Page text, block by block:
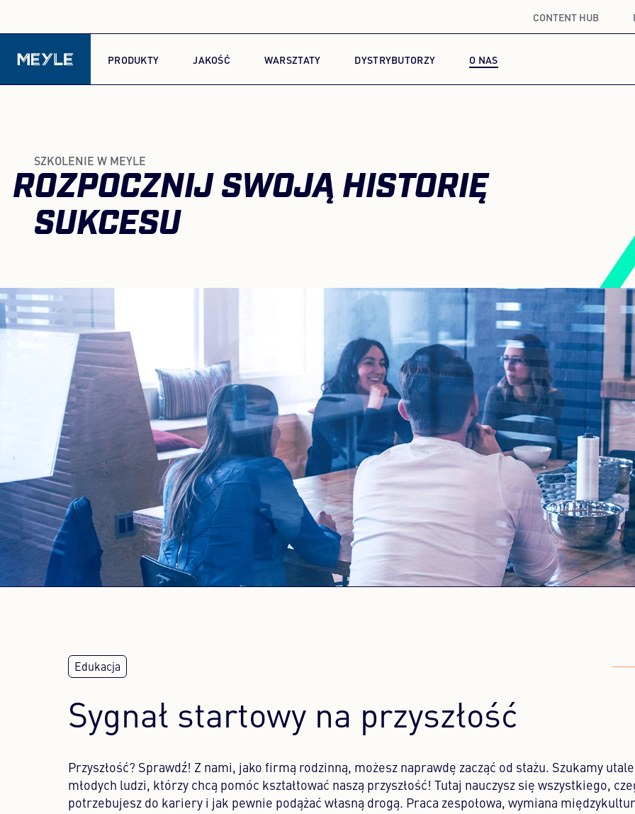
CONTENT HUB
PRODUKTY JAKOŚĆ WARSZTATY DYSTRYBUTORZY O NAS
SZKOLENIE W MEYLE
ROZPOCZNIJ SWOJĄ HISTORIĘ
SUKCESU
Sygnał startowy na przyszłość
Przyszłość? Sprawdź! Z nami, jako firmą rodzinną, możesz naprawdę zacząć od stażu. Szukamy
młodych ludzi, którzy chcą pomóc kształtować naszą przyszłość! Tutaj nauczysz się wszystkiego,
potrzebujesz do kariery i jak pewnie podążać własną drogą. Praca zespołowa, wymiana